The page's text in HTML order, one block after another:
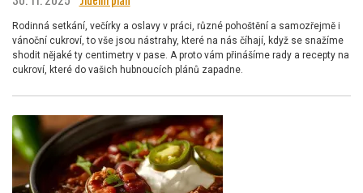
Rodinná setkání, večírky a oslavy v práci, různé pohoštění a samozřejmě i
vánoční cukroví, to vše jsou nástrahy, které na nás číhají, když se snažíme
shodit nějaké ty centimetry v pase. A proto vám přinášíme rady a recepty na
cukroví, které do vašich hubnoucích plánů zapadne.